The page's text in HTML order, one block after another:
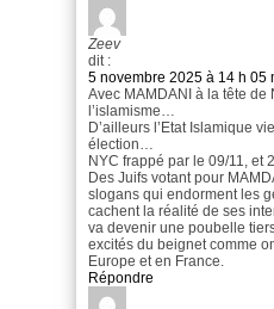
Zeev
dit :
5 novembre 2025 à 14 h 05
Avec MAMDANI à la tête de
l’islamisme…
D’ailleurs l’Etat Islamique
élection…
NYC frappé par le 09/11, et
Des Juifs votant pour
slogans qui endorment les
cachent la réalité de ses
va devenir une poubelle
excités du beignet comme
Europe et en France.
Répondre